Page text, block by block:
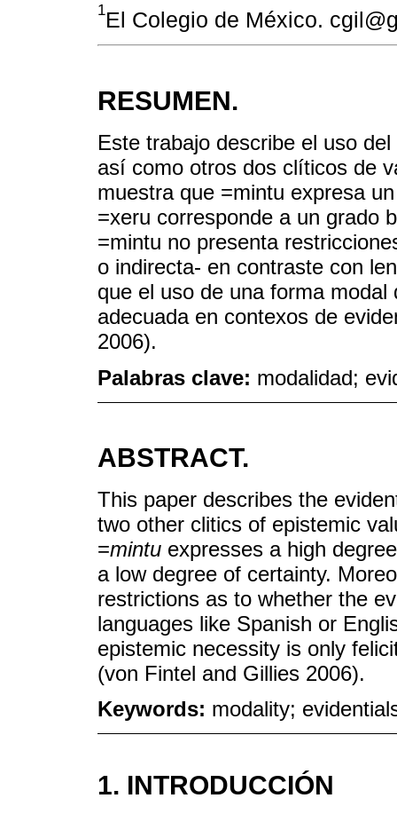
1El Colegio de México.
RESUMEN.
Este trabajo describe el uso
así como otros dos clíticos de
muestra que =mintu expresa
=xeru corresponde a un grado
=mintu no presenta
o indirecta- en contraste con
que el uso de una forma
adecuada en contexos de
2006).
Palabras clave: modalidad;
ABSTRACT.
This paper describes the
two other clitics of epistemic
=mintu expresses a high
a low degree of certainty.
restrictions as to whether the
languages like Spanish or
epistemic necessity is only
(von Fintel and Gillies 2006).
Keywords: modality;
1. INTRODUCCIÓN